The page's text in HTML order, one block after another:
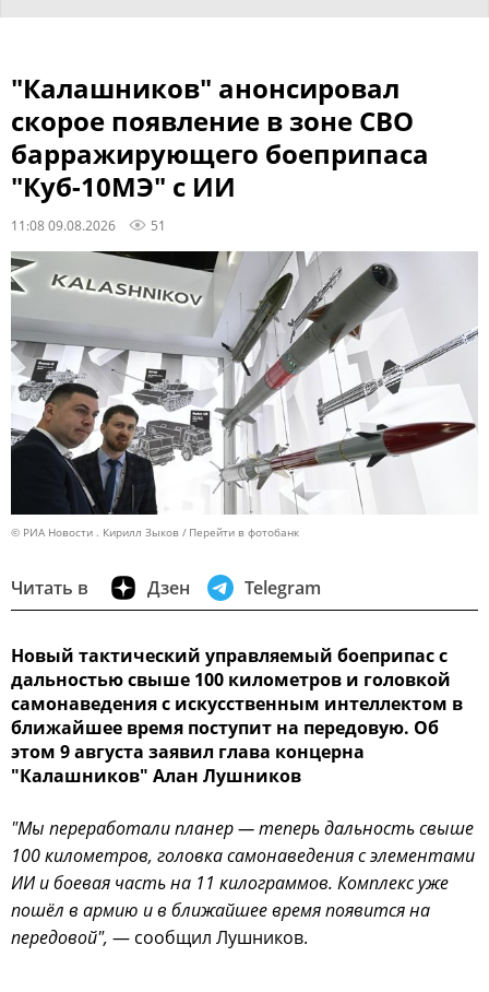
"Калашников" анонсировал
скорое появление в зоне СВО
барражирующего боеприпаса
"Куб-10МЭ" с ИИ
11:08 09.08.2026 51
© РИА Новости . Кирилл Зыков Перейти в фотобанк
Читать в Дзен Telegram
Новый тактический управляемый боеприпас с
дальностью свыше 100 километров и головкой
самонаведения с искусственным интеллектом в
ближайшее время поступит на передовую. Об
этом 9 августа заявил глава концерна
"Калашников" Алан Лушников
"Мы переработали планер — теперь дальность свыше
100 километров, головка самонаведения с элементами
ИИ и боевая часть на 11 килограммов. Комплекс уже
пошёл в армию и в ближайшее время появится на
передовой", — сообщил Лушников.